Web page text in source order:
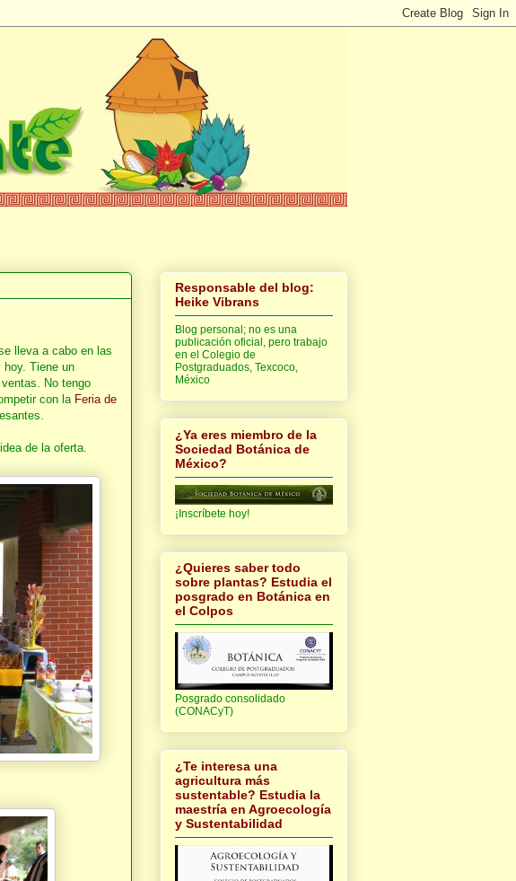
lleva a cabo en las
hoy. Tiene un
No tengo
con la Feria de
de la oferta.
Responsable del blog:
Heike Vibrans
Blog personal; no es una
publicación oficial, pero trabajo
en el Colegio de
Postgraduados, Texcoco,
México
¿Ya eres miembro de la
Sociedad Botánica de
México?
¡Inscríbete hoy!
¿Quieres saber todo
sobre plantas? Estudia el
posgrado en Botánica en
el Colpos
Posgrado consolidado
(CONACyT)
¿Te interesa una
agricultura más
sustentable? Estudia la
maestría en Agroecología
y Sustentabilidad